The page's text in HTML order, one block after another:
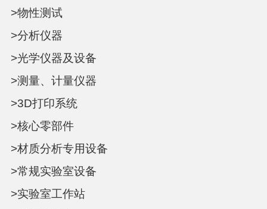
>物性测试
>分析仪器
>光学仪器及设备
>测量、计量仪器
>3D打印系统
>核心零部件
>材质分析专用设备
>常规实验室设备
>实验室工作站